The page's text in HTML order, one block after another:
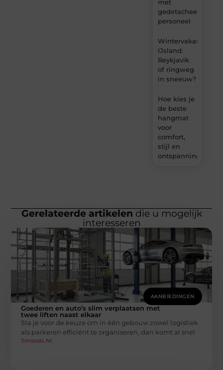
met
gedetacheerd
personeel
Wintervakantie
IJsland:
Reykjavik
of ringweg
in sneeuw?
Hoe kies je
de beste
hangmat
voor
comfort,
stijl en
ontspanning?
Gerelateerde artikelen die u mogelijk
interesseren
AANBIEDINGEN
Goederen en auto’s slim verplaatsen met
twee liften naast elkaar
Sta je voor de keuze om in één gebouw zowel logistiek
als parkeren efficiënt te organiseren, dan komt al snel
Smoods.nl